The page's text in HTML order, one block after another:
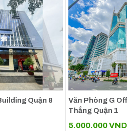
Quận 8
Văn Phòng G
Thắng Quận 1
5.000.000